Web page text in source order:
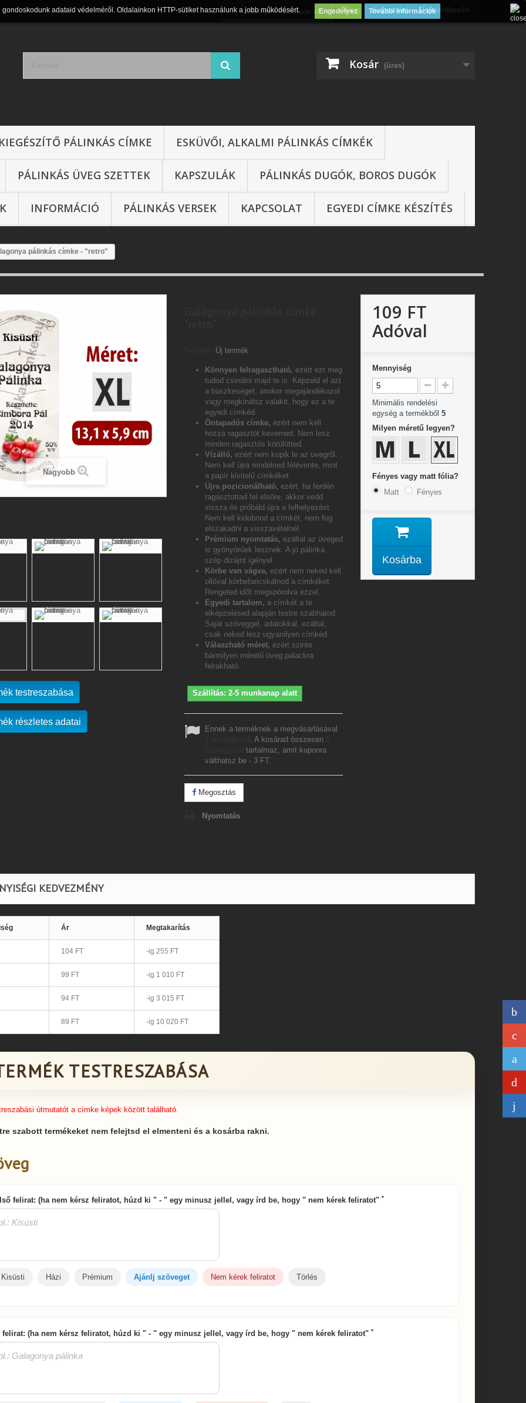
Bejelentkezés
Kapcsolat
Blog
Belépés Facebook-al
Kosár (üres)
KIEGÉSZÍTŐ PÁLINKÁS CÍMKE ESKÜVŐI, ALKALMI PÁLINKÁS CÍMKÉK
PÁLINKÁS ÜVEG SZETTEK KAPSZULÁK PÁLINKÁS DUGÓK, BOROS DUGÓK
INFORMÁCIÓ PÁLINKÁS VERSEK KAPCSOLAT EGYEDI CÍMKE KÉSZÍTÉS
adataid védelméről. Oldalainkon HTTP-sütiket használunk a jobb működésért. Engedélyez További információk
pálinkás címke - "retro"
Nagyobb
testreszabása
részletes adatai
Új termék
Könnyen felragasztható, ezért ezt meg
tudod csinálni majd te is. Képzeld el azt
a büszkeséget, amikor megajándékozol
vagy megkínálsz valakit, hogy ez a te
egyedi címkéd.
Öntapadós címke, ezért nem kell
hozzá ragasztót keverned. Nem lesz
minden ragasztós körülötted.
Vízálló, ezért nem kopik le az üvegről.
Nem kell újra rendelned félévente, mint
a papír kivitelű címkéket.
Újra pozicionálható, ezért, ha ferdén
ragasztottad fel elsőre, akkor vedd
vissza és próbáld újra a felhelyezést.
Nem kell kidobnod a címkét, nem fog
elszakadni a visszavételnél.
Prémium nyomtatás, ezáltal az üveged
is gyönyörűek lesznek. A jó pálinka
szép dizájnt igényel.
Körbe van vágva, ezért nem neked kell
ollóval körbefaricskálnod a címkéket.
Rengeted időt megspórolva ezzel.
Egyedi tartalom, a címkét a te
elképzelésed alapján testre szabhatod.
Saját szöveggel, adatokkal, ezáltal,
csak neked lesz ugyanilyen címkéd.
Válaszható méret, ezért szinte
bármilyen méretű üveg palackra
felrakható.
Szállítás: 2-5 munkanap alatt
Ennek a terméknek a megvásárlásával
. A kosárad összesen
tartalmaz, amit kuponra
válthatsz be - 3 FT.
Megosztás
Nyomtatás
109 FT
Adóval
Mennyiség
Minimális rendelési
egység a termékből 5
Milyen méretű legyen?
Fényes vagy matt fólia?
Matt
Fényes
Kosárba
KEDVEZMÉNY
Ár Megtakarítás
104 FT -ig 255 FT
99 FT -ig 1 010 FT
94 FT -ig 3 015 FT
89 FT -ig 10 020 FT
TESTRESZABÁSA
útmutatót a címke képek között található.
szabott termékeket nem felejtsd el elmenteni és a kosárba rakni.
felirat: (ha nem kérsz feliratot, húzd ki " - " egy minusz jellel, vagy írd be, hogy " nem kérek feliratot" *
Kisüsti Házi Prémium Ajánlj szöveget Nem kérek feliratot Törlés
felirat: (ha nem kérsz feliratot, húzd ki " - " egy minusz jellel, vagy írd be, hogy " nem kérek feliratot" *